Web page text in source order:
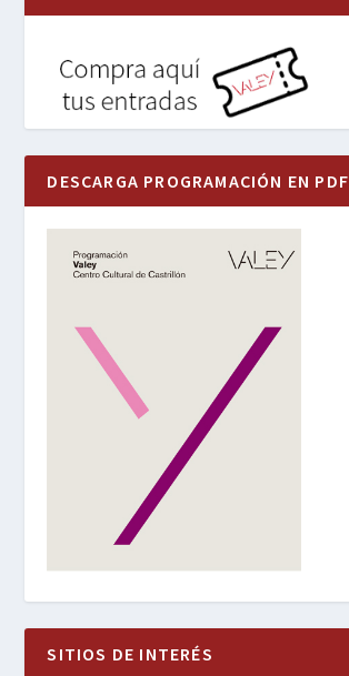
DESCARGA PROGRAMACIÓN EN PDF
SITIOS DE INTERÉS